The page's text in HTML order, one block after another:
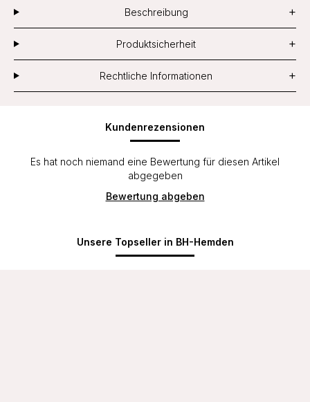
Beschreibung +
Produktsicherheit +
Rechtliche Informationen +
Kundenrezensionen
Es hat noch niemand eine Bewertung für diesen Artikel
abgegeben
Bewertung abgeben
Unsere Topseller in BH-Hemden